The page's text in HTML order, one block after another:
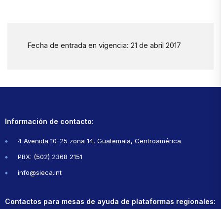
Fecha de entrada en vigencia: 21 de abril 2017
Información de contacto:
4 Avenida 10-25 zona 14, Guatemala, Centroamérica
PBX: (502) 2368 2151
info@sieca.int
Contactos para mesas de ayuda de plataformas regionales: